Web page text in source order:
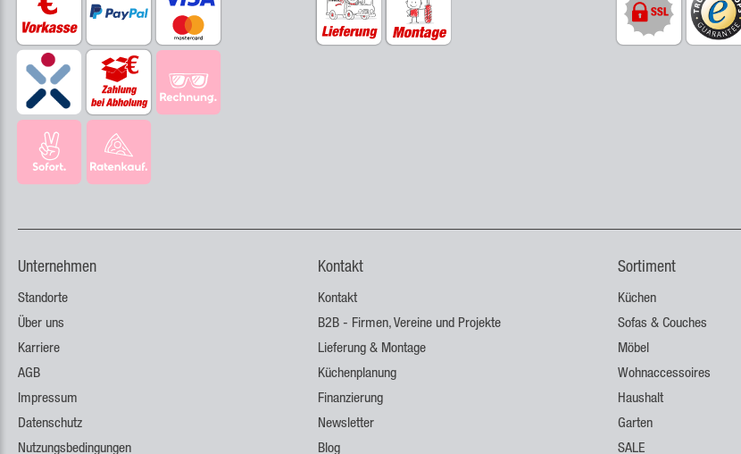
Unternehmen
Standorte
Über uns
Karriere
AGB
Impressum
Datenschutz
Nutzungsbedingungen
Kontakt
Kontakt
B2B - Firmen, Vereine und Projekte
Lieferung & Montage
Küchenplanung
Finanzierung
Newsletter
Blog
Sortiment
Küchen
Sofas & Couches
Möbel
Wohnaccessoires
Haushalt
Garten
SALE